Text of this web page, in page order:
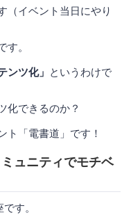
（イベント当日にやり
す。
ンツ化」 というわけで
化できるのか？
ト「電書道」です！
ュニティでモチベ
す。